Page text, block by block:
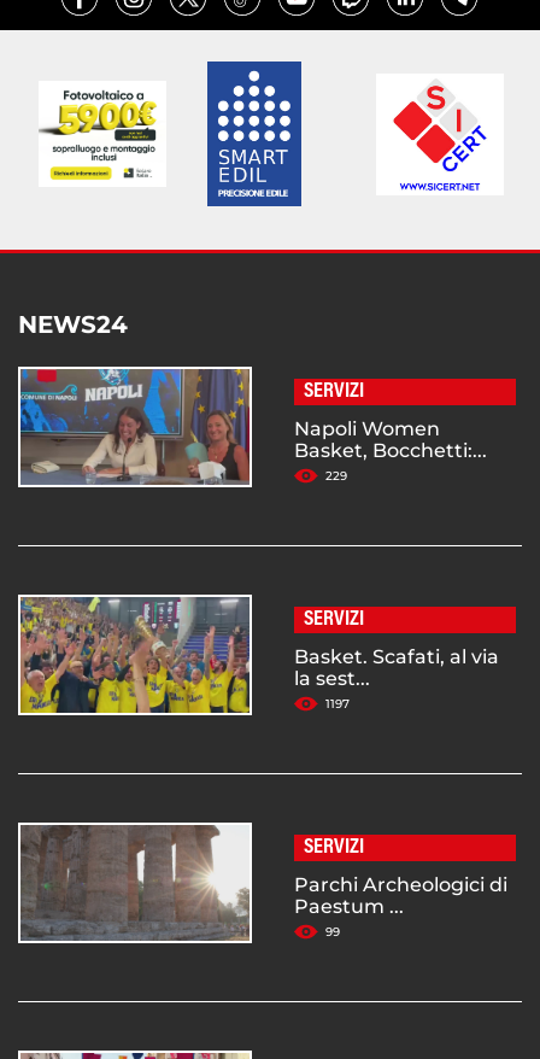
NEWS24
SERVIZI
Napoli Women
Basket, Bocchetti:...
229
SERVIZI
Basket. Scafati, al via
la sest...
1197
SERVIZI
Parchi Archeologici di
Paestum ...
99